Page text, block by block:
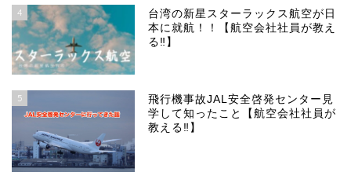
4
台湾の新星スターラックス航空が日
本に就航！！【航空会社社員が教え
る‼︎】
5
飛行機事故JAL安全啓発センター見
学して知ったこと【航空会社社員が
教える‼︎】